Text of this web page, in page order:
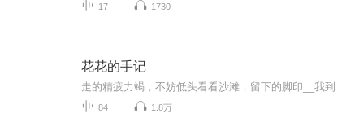
17 1730
花花的手记
84 1.8万